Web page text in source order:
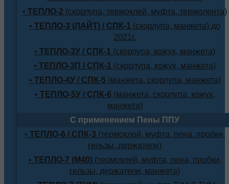
• ТЕПЛО-2 (скорлупа, термоклей, муфта, термолента)
• ТЕПЛО-3 (ЛАЙТ) / СПК-1 (скорлупа, манжета) до
2021г.
• ТЕПЛО-3У / СПК-1 (скорлупа, кожух, манжета)
• ТЕПЛО-3П / СПК-1 (скорлупа, кожух, манжета)
• ТЕПЛО-4У / СПК-5 (манжета, скорлупа, манжета)
• ТЕПЛО-5У / СПК-6 (манжета, скорлупа, кожух,
манжета)
С применением Пены ППУ
• ТЕПЛО-6 / СПК-3 (термоклей, муфта, пена, пробки,
гильзы, держатели)
• ТЕПЛО-7 (М40)(термоклей, муфта, пена, пробки,
гильзы, держатели, манжета)